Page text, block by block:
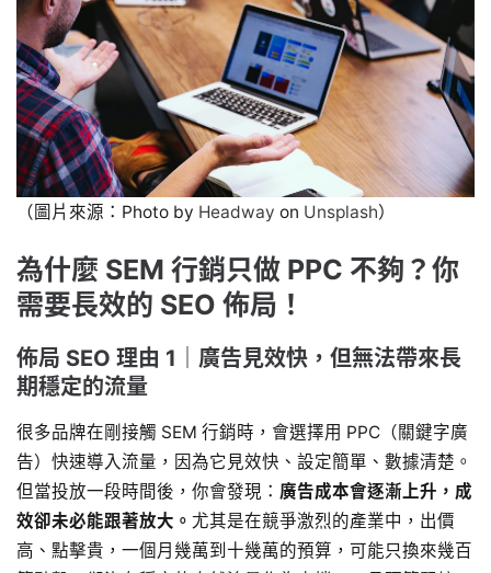
（圖片來源：Photo by Headway on Unsplash）
為什麼 SEM 行銷只做 PPC 不夠？你
需要長效的 SEO 佈局！
佈局 SEO 理由 1｜廣告見效快，但無法帶來長
期穩定的流量
很多品牌在剛接觸 SEM 行銷時，會選擇用 PPC（關鍵字廣
告）快速導入流量，因為它見效快、設定簡單、數據清楚。
但當投放一段時間後，你會發現： 廣告成本會逐漸上升，成
效卻未必能跟著放大。 尤其是在競爭激烈的產業中，出價
高、點擊貴，一個月幾萬到十幾萬的預算，可能只換來幾百